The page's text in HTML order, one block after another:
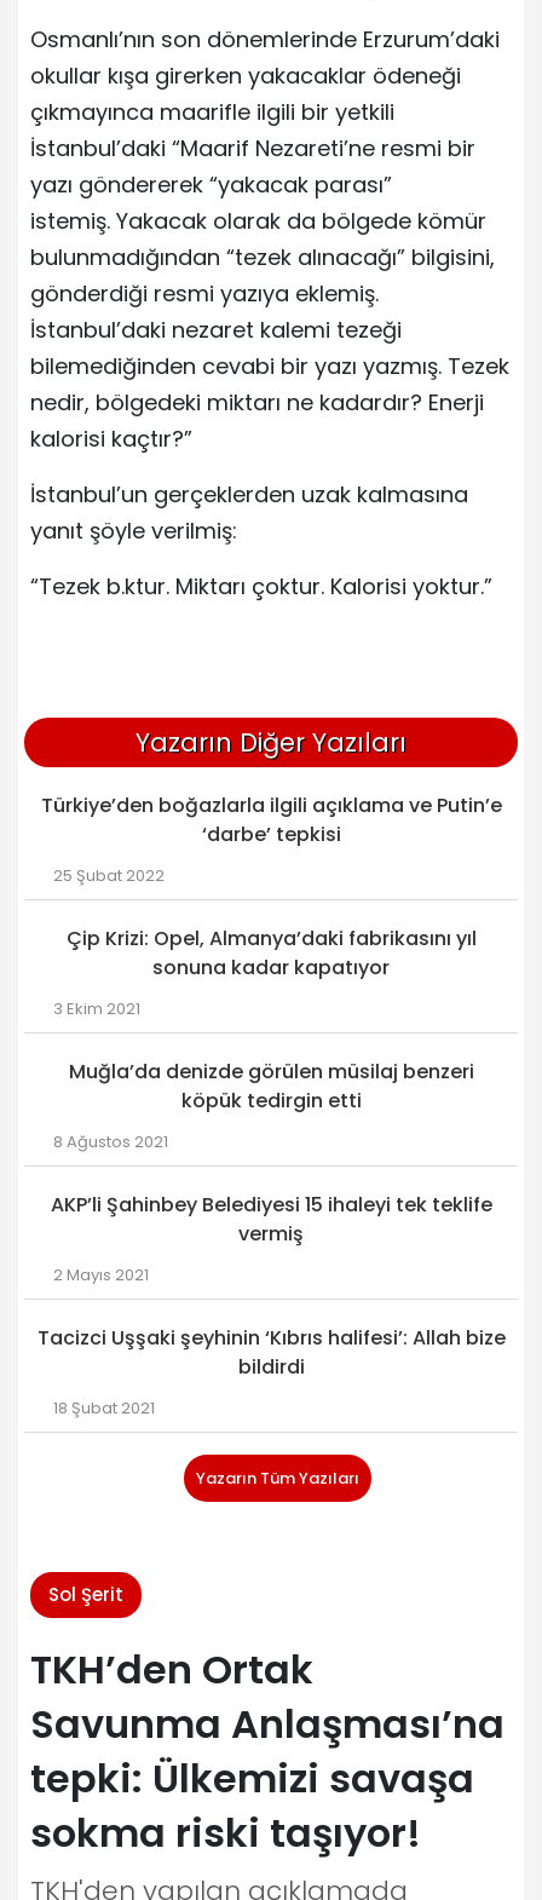
Osmanlı’nın son dönemlerinde Erzurum’daki
okullar kışa girerken yakacaklar ödeneği
çıkmayınca maarifle ilgili bir yetkili
İstanbul’daki “Maarif Nezareti’ne resmi bir
yazı göndererek “yakacak parası”
istemiş. Yakacak olarak da bölgede kömür
bulunmadığından “tezek alınacağı” bilgisini,
gönderdiği resmi yazıya eklemiş.
İstanbul’daki nezaret kalemi tezeği
bilemediğinden cevabi bir yazı yazmış. Tezek
nedir, bölgedeki miktarı ne kadardır? Enerji
kalorisi kaçtır?”
İstanbul’un gerçeklerden uzak kalmasına
yanıt şöyle verilmiş:
“Tezek b.ktur. Miktarı çoktur. Kalorisi yoktur.”
Yazarın Diğer Yazıları
Türkiye’den boğazlarla ilgili açıklama ve Putin’e
‘darbe’ tepkisi
25 Şubat 2022
Çip Krizi: Opel, Almanya’daki fabrikasını yıl
sonuna kadar kapatıyor
3 Ekim 2021
Muğla’da denizde görülen müsilaj benzeri
köpük tedirgin etti
8 Ağustos 2021
AKP’li Şahinbey Belediyesi 15 ihaleyi tek teklife
vermiş
2 Mayıs 2021
Tacizci Uşşaki şeyhinin ‘Kıbrıs halifesi’: Allah bize
bildirdi
18 Şubat 2021
Yazarın Tüm Yazıları
Sol Şerit
TKH’den Ortak
Savunma Anlaşması’na
tepki: Ülkemizi savaşa
sokma riski taşıyor!
TKH'den yapılan açıklamada